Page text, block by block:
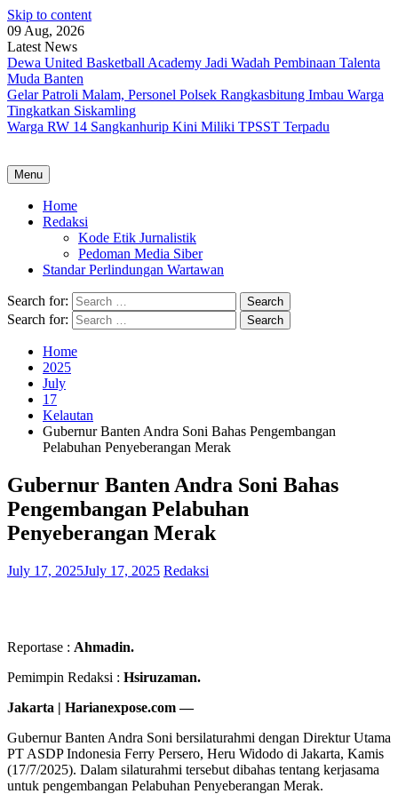
Skip to content
09 Aug, 2026
Latest News
Dewa United Basketball Academy Jadi Wadah Pembinaan Talenta
Muda Banten
Gelar Patroli Malam, Personel Polsek Rangkasbitung Imbau Warga
Tingkatkan Siskamling
Warga RW 14 Sangkanhurip Kini Miliki TPSST Terpadu
Menu
Home
Redaksi
Kode Etik Jurnalistik
Pedoman Media Siber
Standar Perlindungan Wartawan
Search for:
Search for:
Home
2025
July
17
Kelautan
Gubernur Banten Andra Soni Bahas Pengembangan
Pelabuhan Penyeberangan Merak
Gubernur Banten Andra Soni Bahas
Pengembangan Pelabuhan
Penyeberangan Merak
July 17, 2025July 17, 2025 Redaksi
Reportase : Ahmadin.
Pemimpin Redaksi : Hsiruzaman.
Jakarta | Harianexpose.com —
Gubernur Banten Andra Soni bersilaturahmi dengan Direktur Utama
PT ASDP Indonesia Ferry Persero, Heru Widodo di Jakarta, Kamis
(17/7/2025). Dalam silaturahmi tersebut dibahas tentang kerjasama
untuk pengembangan Pelabuhan Penyeberangan Merak.